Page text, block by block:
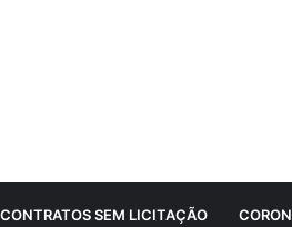
CONTRATOS SEM LICITAÇÃO